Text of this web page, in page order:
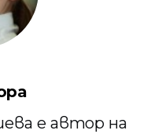
е автор на